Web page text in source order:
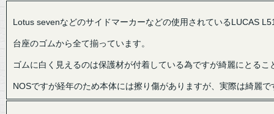
Lotus sevenなどのサイドマーカーなどの使用されているLUCAS
台座のゴムから全て揃っています。
ゴムに白く見えるのは保護材が付着している為ですが綺麗にとるこ
NOSですが経年のため本体には擦り傷がありますが、実際は綺麗で